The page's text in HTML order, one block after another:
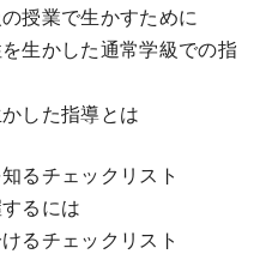
授業で生かすために
生かした通常学級での指
した指導とは
るチェックリスト
るには
るチェックリスト